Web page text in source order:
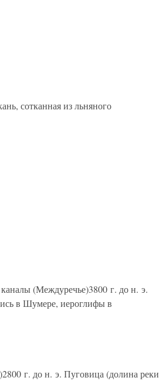
сотканная из льняного
(Междуречье)3800 г. до н. э.
в Шумере, иероглифы в
г. до н. э. Пуговица (долина реки